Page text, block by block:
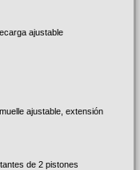
ajustable
ajustable, extensión
de 2 pistones